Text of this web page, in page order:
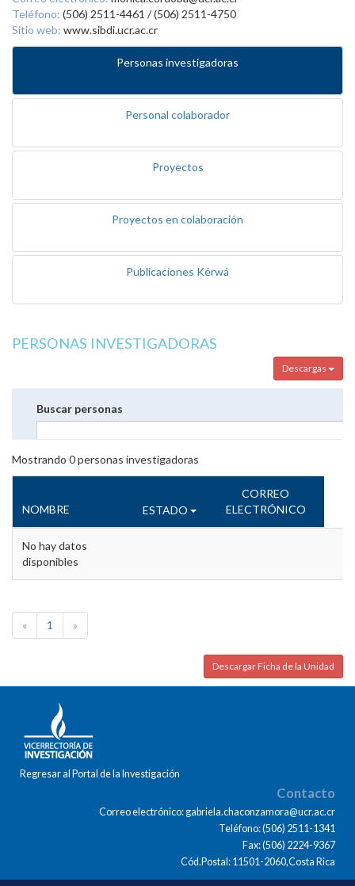
Teléfono: (506) 2511-4461 / (506) 2511-4750
Sitio web: www.sibdi.ucr.ac.cr
Personas investigadoras
Personal colaborador
Proyectos
Proyectos en colaboración
Publicaciones Kérwá
PERSONAS INVESTIGADORAS
Descargas
Buscar personas
Mostrando 0personas investigadoras
NOMBRE ESTADO
CORREO
ELECTRÓNICO
No hay datos
disponibles
« 1 »
Descargar Ficha de la Unidad
Regresar al Portal de la Investigación
Contacto
Correo electrónico: gabriela.chaconzamora@ucr.ac.cr
Teléfono: (506) 2511-1341
Fax: (506) 2224-9367
Cód.Postal: 11501-2060,Costa Rica